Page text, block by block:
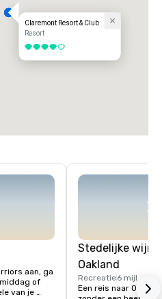
Claremont Resort & Club
Resort
4 van 5
aan, ga
of
van je
Stedelijke
Oakland
Recreatie6 mijl
Een reis naar